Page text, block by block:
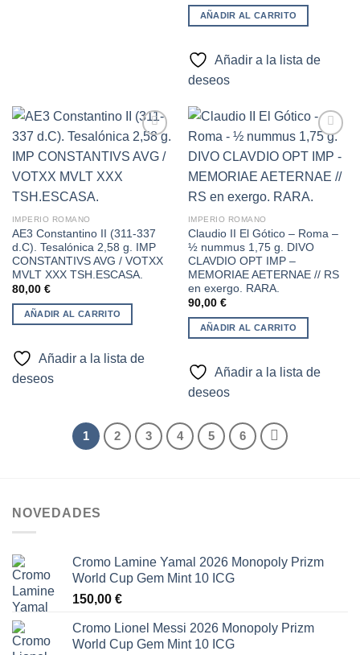
AÑADIR AL CARRITO
Añadir a la lista de
deseos
IMPERIO ROMANO
AE3 Constantino II (311-337
d.C). Tesalónica 2,58 g. IMP
CONSTANTIVS AVG / VOTXX
MVLT XXX TSH.ESCASA.
80,00 €
AÑADIR AL CARRITO
Añadir a la lista de
deseos
Añadir
lista de
IMPERIO ROMANO
Claudio II El Gótico – Roma –
½ nummus 1,75 g. DIVO
CLAVDIO OPT IMP –
MEMORIAE AETERNAE // RS
en exergo. RARA.
90,00 €
AÑADIR AL CARRITO
Añadir a la lista de
deseos
1 2 3 4 5 6
NOVEDADES
Cromo Lamine Yamal 2026 Monopoly Prizm
World Cup Gem Mint 10 ICG
150,00 €
Cromo Lionel Messi 2026 Monopoly Prizm
World Cup Gem Mint 10 ICG